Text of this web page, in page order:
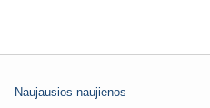
Naujausios naujienos